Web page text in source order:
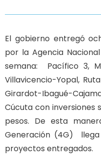
El gobierno entregó
por la Agencia
semana: Pacífico 3,
Villavicencio-Yopal,
Girardot-Ibagué-
Cúcuta con inversiones
pesos. De esta
Generación (4G)
proyectos entregados.